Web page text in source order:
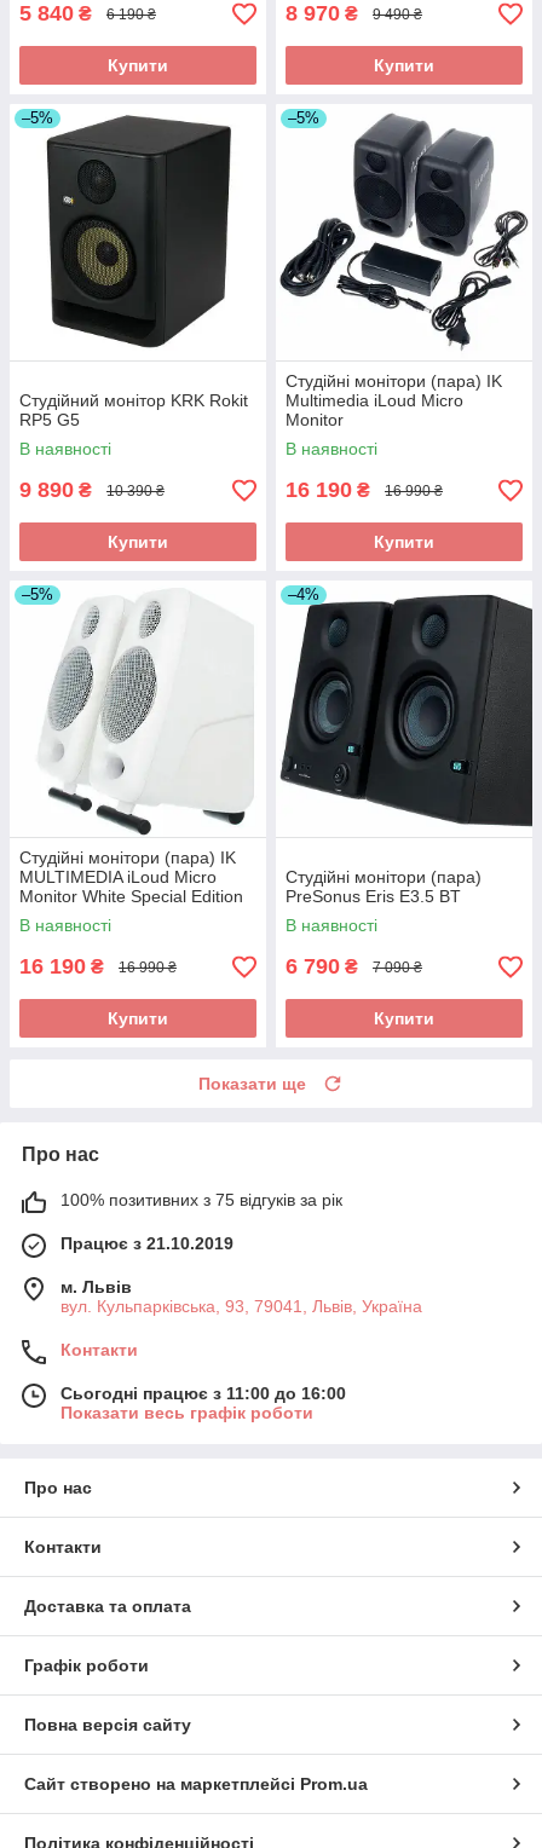
5 840 ₴ 6 190 ₴
Купити
8 970 ₴ 9 490 ₴
Купити
–5%
Студійний монітор KRK Rokit
RP5 G5
В наявності
9 890 ₴ 10 390 ₴
Купити
–5%
Студійні монітори (пара) IK
Multimedia iLoud Micro
Monitor
В наявності
16 190 ₴ 16 990 ₴
Купити
–5%
Студійні монітори (пара) IK
MULTIMEDIA iLoud Micro
Monitor White Special Edition
В наявності
16 190 ₴ 16 990 ₴
Купити
–4%
Студійні монітори (пара)
PreSonus Eris E3.5 BT
В наявності
6 790 ₴ 7 090 ₴
Купити
Показати ще
Про нас
100% позитивних з 75 відгуків за рік
Працює з 21.10.2019
м. Львів
вул. Кульпарківська, 93, 79041, Львів, Україна
Контакти
Сьогодні працює з 11:00 до 16:00
Показати весь графік роботи
Про нас
Контакти
Доставка та оплата
Графік роботи
Повна версія сайту
Сайт створено на маркетплейсі Prom.ua
Політика конфіденційності